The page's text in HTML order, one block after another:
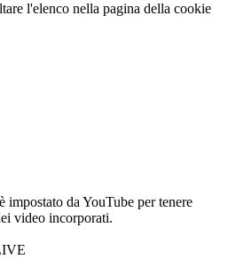
l'elenco nella pagina della cookie
impostato da YouTube per tenere
video incorporati.